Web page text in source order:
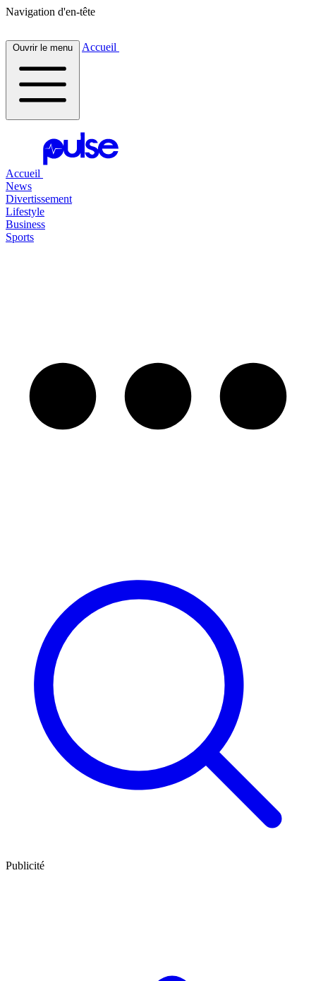
Navigation d'en-tête
Ouvrir le menu Accueil
Accueil
News
Divertissement
Lifestyle
Business
Sports
Publicité